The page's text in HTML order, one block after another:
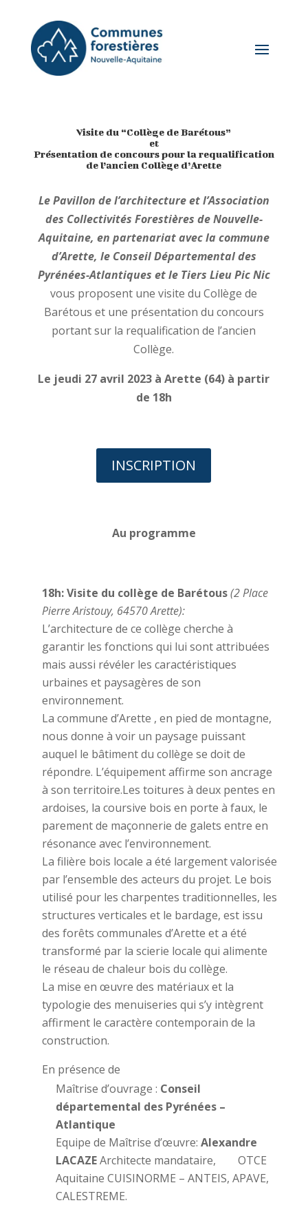
Visite du “Collège de Barétous”
et
Présentation de concours pour la requalification
de l’ancien Collège d’Arette
Le Pavillon de l’architecture et l’Association
des Collectivités Forestières de Nouvelle-
Aquitaine, en partenariat avec la commune
d’Arette, le Conseil Départemental des
Pyrénées-Atlantiques et le Tiers Lieu Pic Nic
vous proposent une visite du Collège de
Barétous et une présentation du concours
portant sur la requalification de l’ancien
Collège.
Le jeudi 27 avril 2023 à Arette (64) à partir
de 18h
INSCRIPTION
Au programme
18h: Visite du collège de Barétous(2 Place
Pierre Aristouy, 64570 Arette):
L’architecture de ce collège cherche à
garantir les fonctions qui lui sont attribuées
mais aussi révéler les caractéristiques
urbaines et paysagères de son
environnement.
La commune d’Arette , en pied de montagne,
nous donne à voir un paysage puissant
auquel le bâtiment du collège se doit de
répondre. L’équipement affirme son ancrage
à son territoire.Les toitures à deux pentes en
ardoises, la coursive bois en porte à faux, le
parement de maçonnerie de galets entre en
résonance avec l’environnement.
La filière bois locale a été largement valorisée
par l’ensemble des acteurs du projet. Le bois
utilisé pour les charpentes traditionnelles, les
structures verticales et le bardage, est issu
des forêts communales d’Arette et a été
transformé par la scierie locale qui alimente
le réseau de chaleur bois du collège.
La mise en œuvre des matériaux et la
typologie des menuiseries qui s’y intègrent
affirment le caractère contemporain de la
construction.
En présence de
Maîtrise d’ouvrage : Conseil
départemental des Pyrénées –
Atlantique
Equipe de Maîtrise d’œuvre: Alexandre
LACAZEArchitecte mandataire, OTCE
Aquitaine CUISINORME – ANTEIS, APAVE,
CALESTREME.